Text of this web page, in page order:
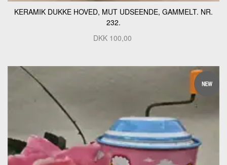
KERAMIK DUKKE HOVED, MUT UDSEENDE, GAMMELT. NR.
232.
DKK 100,00